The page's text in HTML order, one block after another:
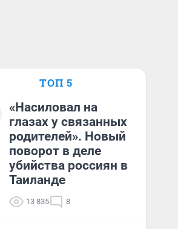
ТОП 5
«Насиловал на
глазах у связанных
родителей». Новый
поворот в деле
убийства россиян в
Таиланде
13 835 8